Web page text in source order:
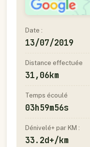
Date :
13/07/2019
Distance effectuée
31,06km
Temps écoulé
03h59m56s
Dénivelé+ par KM :
33.2d+/km